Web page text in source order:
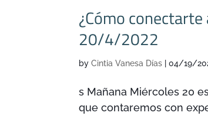
¿Cómo
20/4/2022
byCintia Vanesa Días |04/19/
s Mañana Miércoles 20
que contaremos con